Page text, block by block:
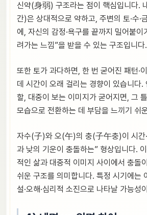
신약(身弱) 구조라는 점이 핵심입니다.
간)은 상대적으로 약하고, 주변의 토·수·
에, 자신의 감정·욕구를 끝까지 밀어붙이
려가는 느낌”을 받을 수 있는 구조입니다.
또한 토가 과다하면, 한 번 굳어진 패턴·
데 시간이 오래 걸리는 경향이 있습니다.
할, 대중이 보는 이미지가 굳어지면, 그
모습으로 전환하는 데 부담을 느끼기 쉬
자수(子)와 오(午)의 충(子午충)이 시간
과 낮의 기운이 충돌하는” 형상입니다.
적인 삶과 대중적 이미지 사이에서 충돌
쉬운 구조를 의미합니다. 특정 시기에는
설·오해·심리적 소진으로 나타날 가능성